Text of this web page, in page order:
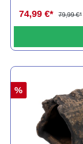
74,99 €* 79,99 €*
%